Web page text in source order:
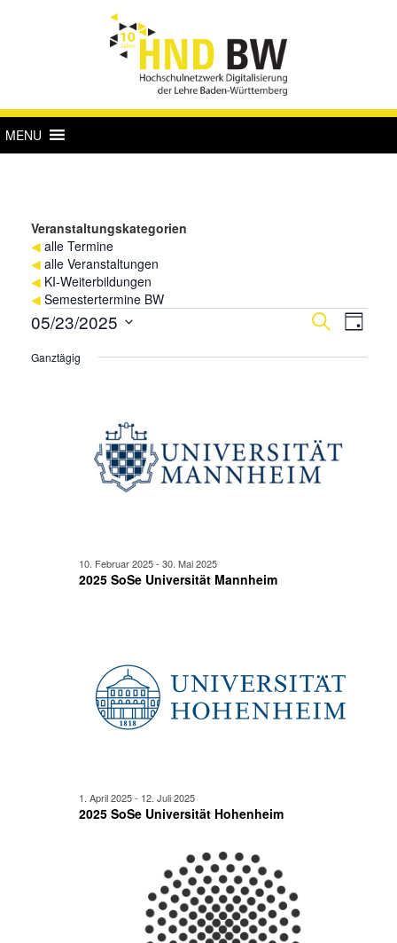
MENU
Veranstaltungskategorien
◀ alle Termine
◀ alle Veranstaltungen
◀ KI-Weiterbildungen
◀ Semestertermine BW
Veranstaltungen
für
23.
Suche
SucheTag
05/23/2025
wählen.
Ganztägig
2025 SoSe Universität Mannheim
10. Februar 2025- 30. Mai 2025
2025 SoSe Universität Hohenheim
1. April 2025- 12. Juli 2025